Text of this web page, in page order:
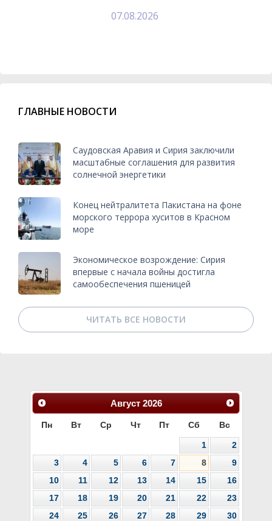
07.08.2026
ГЛАВНЫЕ НОВОСТИ
Саудовская Аравия и Сирия заключили
масштабные соглашения для развития
солнечной энергетики
Конец нейтралитета Пакистана на фоне
морского террора хуситов в Красном
море
Экономическое возрождение: Сирия
впервые с начала войны достигла
самообеспечения пшеницей
ЧИТАТЬ ВСЕ НОВОСТИ
Август 2026
Пн Вт Ср Чт Пт Сб Вс
1
2
3
4 5 6 7 8
9
10
11 12 13 14 15
16
17
18 19 20 21 22
23
24
25 26 27 28 29
30